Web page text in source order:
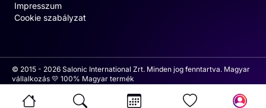
Impresszum
Cookie szabályzat
© 2015 - 2026 Salonic International Zrt. Minden jog fenntartva. Magyar
vállalkozás 💛 100% Magyar termék